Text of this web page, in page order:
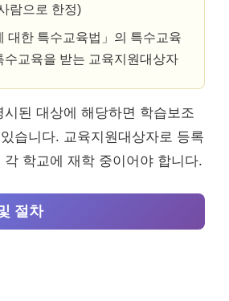
람으로 한정)
대한 특수교육법」의 특수교육
수교육을 받는 교육지원대상자
시된 대상에 해당하면 학습보조
습니다. 교육지원대상자로 등록
학교에 재학 중이어야 합니다.
절차